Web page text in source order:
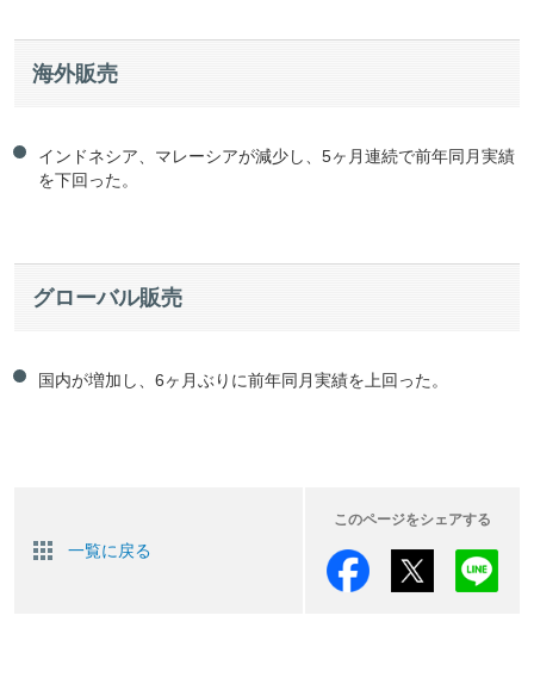
海外販売
インドネシア、マレーシアが減少し、5ヶ月連続で前年同月実績
を下回った。
グローバル販売
国内が増加し、6ヶ月ぶりに前年同月実績を上回った。
一覧に戻る
このページをシェアする